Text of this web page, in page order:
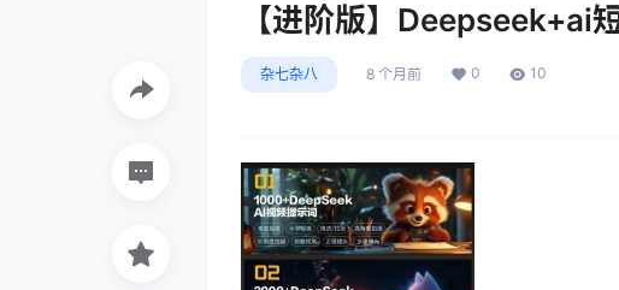
【进阶版】Deepseek+ai
杂七杂八 8 个月前 0 10